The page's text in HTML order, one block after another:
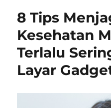
8 Tips
Kesehatan
Terlalu
Layar